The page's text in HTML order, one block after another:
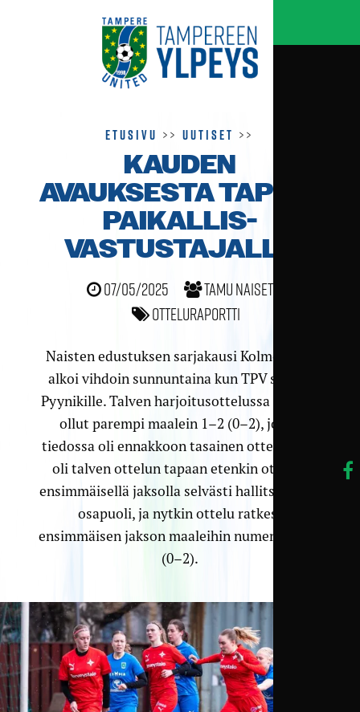
Etusivu >>Uutiset >>
KAUDEN
AVAUKSESTA TAPPIO
PAIKALLIS­
VASTUSTAJALLE
07/05/2025
TamU naiset
Otteluraportti
Naisten edustuksen sarjakausi Kolmosessa
alkoi vihdoin sunnuntaina kun TPV saapui
Pyynikille. Talven harjoitusottelussa TPV oli
ollut parempi maalein 1–2 (0–2), joten
tiedossa oli ennakkoon tasainen ottelu. TPV
oli talven ottelun tapaan etenkin ottelun
ensimmäisellä jaksolla selvästi hallitsevampi
osapuoli, ja nytkin ottelu ratkesi
ensimmäisen jakson maaleihin numeroin 0–2
(0–2).